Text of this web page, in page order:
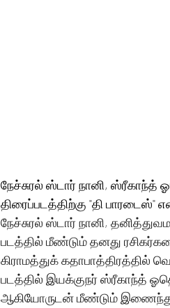
நேச்சுரல் ஸ்டார் நானி, ஸ்ரீகாந்த்
திரைப்படத்திற்கு "தி பாரடைஸ்"
நேச்சுரல் ஸ்டார் நானி,
படத்தில் மீண்டும் தனது
கிராமத்துக் கதாபாத்திரத்தில்
படத்தில் இயக்குநர் ஸ்ரீகாந்த்
ஆகியோருடன் மீண்டும்